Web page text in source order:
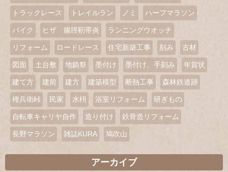
トラックレース トレイルラン ノミ ハーフマラソン
バイク ヒザ 腸脛靭帯炎 ランニングウオッチ
リフォーム ロードレース 住宅新築工事 刻み 古材
図面 土台敷 地鎮祭 墨付け 墨付け、手刻み 年賀状
建て方 建前 建方 建築模型 断熱工事 森林鉄道跡
権兵衛峠 民家 水枡 浴室リフォーム 研ぎもの
自転車キャリヤ自作 造り付け 鉄骨造リフォーム
長野マラソン 雑誌KURA 鳩吹山
アーカイブ